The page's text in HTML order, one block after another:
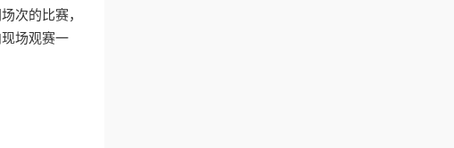
次的比赛，
场观赛一